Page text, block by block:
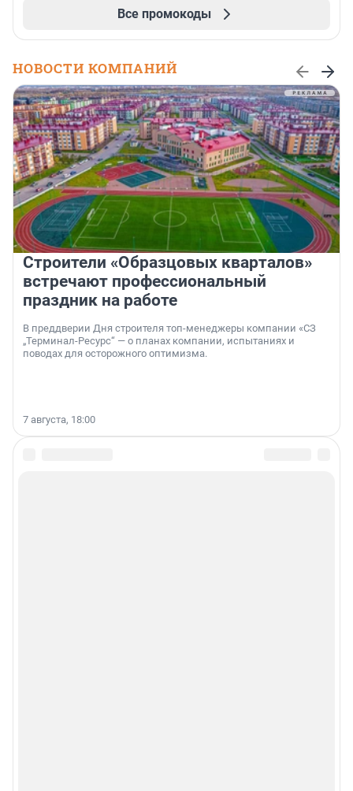
Все промокоды
НОВОСТИ КОМПАНИЙ
Строители «Образцовых кварталов»
встречают профессиональный
праздник на работе
В преддверии Дня строителя топ-менеджеры компании «СЗ
„Терминал-Ресурс“ — о планах компании, испытаниях и
поводах для осторожного оптимизма.
7 августа, 18:00